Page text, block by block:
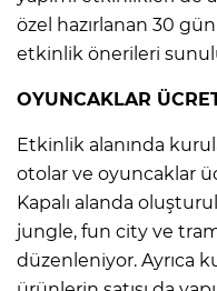
özel hazırlanan 30
etkinlik önerileri
OYUNCAKLAR
Etkinlik alanında
otolar ve oyuncaklar
Kapalı alanda
jungle, fun city ve
düzenleniyor. Ayrıca